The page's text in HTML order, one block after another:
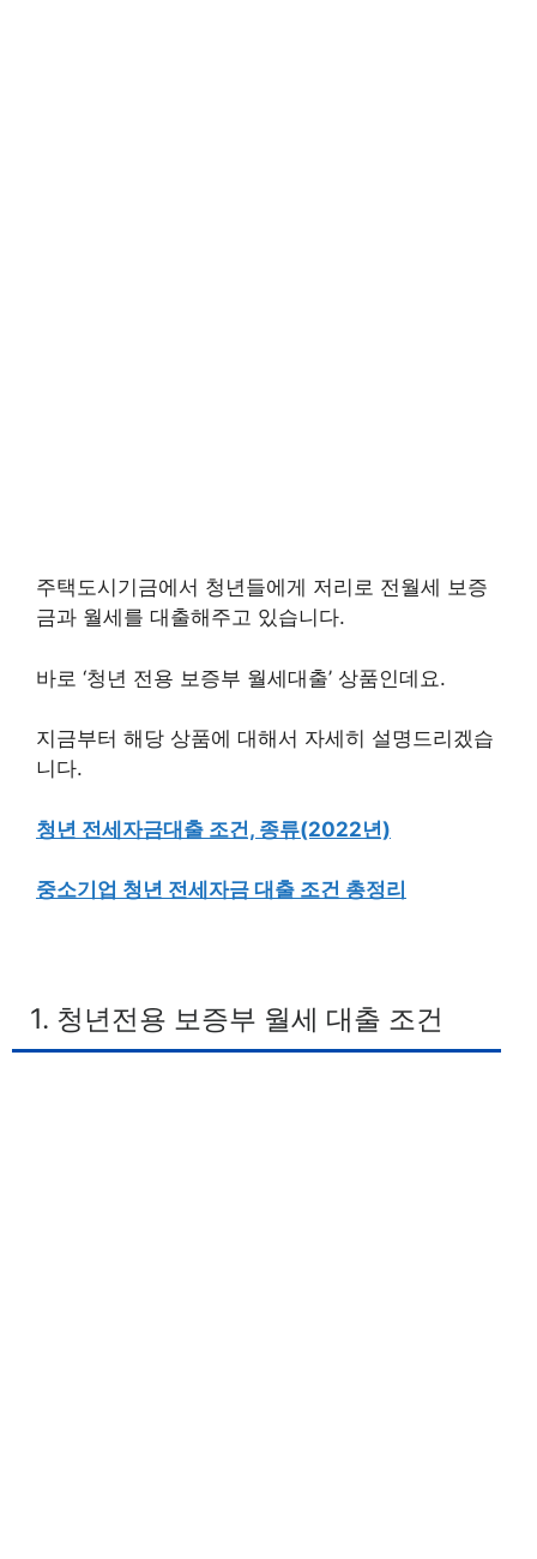
주택도시기금에서 청년들에게 저리로 전월세 보증
금과 월세를 대출해주고 있습니다.
바로 ‘청년 전용 보증부 월세대출’ 상품인데요.
지금부터 해당 상품에 대해서 자세히 설명드리겠습
니다.
청년 전세자금대출 조건, 종류(2022년)
중소기업 청년 전세자금 대출 조건 총정리
1. 청년전용 보증부 월세 대출 조건